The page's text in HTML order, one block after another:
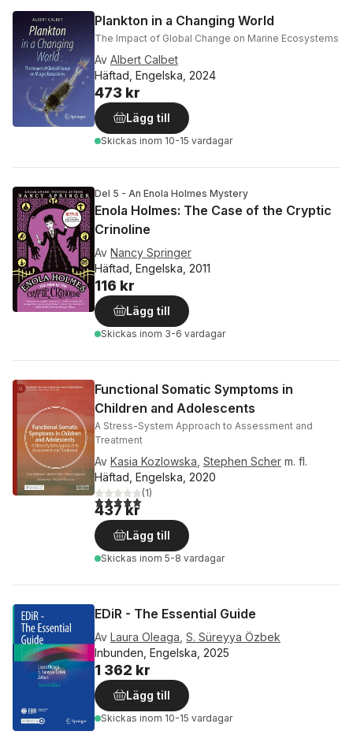
Plankton in a Changing World
The Impact of Global Change on Marine Ecosystems
Av Albert Calbet
Häftad, Engelska, 2024
473 kr
Lägg till
Skickas inom 10-15 vardagar
Del 5 - An Enola Holmes Mystery
Enola Holmes: The Case of the Cryptic
Crinoline
Av Nancy Springer
Häftad, Engelska, 2011
116 kr
Lägg till
Skickas inom 3-6 vardagar
Functional Somatic Symptoms in
Children and Adolescents
A Stress-System Approach to Assessment and
Treatment
Av Kasia Kozlowska Stephen Scher m. fl.
Häftad, Engelska, 2020
5,0utav 5 stjärnor. Totalt antal röster:
(1)
437 kr
Lägg till
Skickas inom 5-8 vardagar
EDiR - The Essential Guide
Av Laura Oleaga S. Süreyya Özbek
Inbunden, Engelska, 2025
1 362 kr
Lägg till
Skickas inom 10-15 vardagar